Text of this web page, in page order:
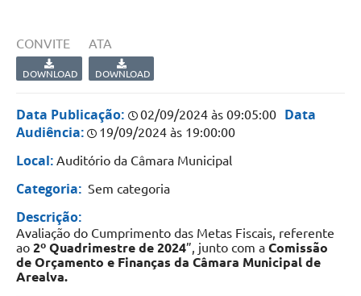
CONVITE
DOWNLOAD
ATA
DOWNLOAD
Data Publicação: 02/09/2024 às 09:05:00
Data
Audiência:
19/09/2024 às 19:00:00
Local: Auditório da Câmara Municipal
Categoria: Sem categoria
Descrição:
Avaliação do Cumprimento das Metas Fiscais, referente
ao 2º Quadrimestre de 2024”, junto com a Comissão
de Orçamento e Finanças da Câmara Municipal de
Arealva.